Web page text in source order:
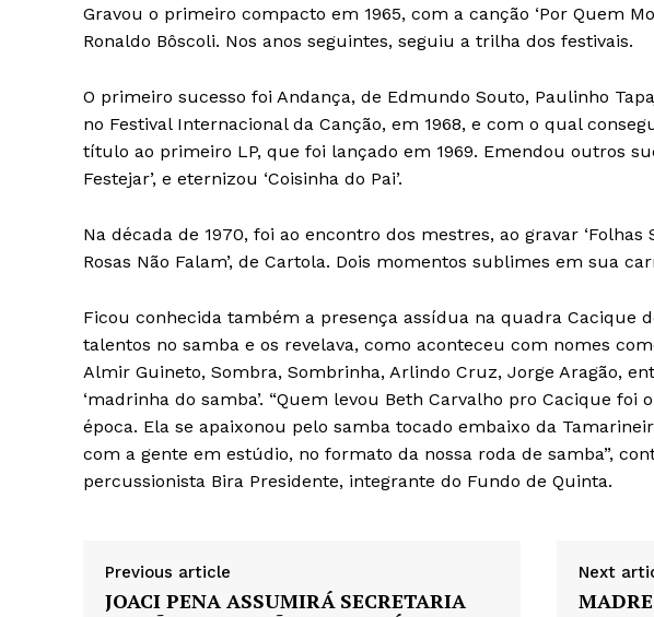
Gravou o primeiro compacto em 1965, com a canção ‘Por Quem
Ronaldo Bôscoli. Nos anos seguintes, seguiu a trilha dos festivais.
O primeiro sucesso foi Andança, de Edmundo Souto, Paulinho
no Festival Internacional da Canção, em 1968, e com o qual
título ao primeiro LP, que foi lançado em 1969. Emendou outros
Festejar’, e eternizou ‘Coisinha do Pai’.
Na década de 1970, foi ao encontro dos mestres, ao gravar ‘Folhas
Rosas Não Falam’, de Cartola. Dois momentos sublimes em sua
Ficou conhecida também a presença assídua na quadra Cacique
talentos no samba e os revelava, como aconteceu com nomes
Almir Guineto, Sombra, Sombrinha, Arlindo Cruz, Jorge Aragão,
‘madrinha do samba’. “Quem levou Beth Carvalho pro Cacique
época. Ela se apaixonou pelo samba tocado embaixo da
com a gente em estúdio, no formato da nossa roda de samba”,
percussionista Bira Presidente, integrante do Fundo de Quinta.
Previous article
JOACI PENA ASSUMIRÁ SECRETARIA
Next